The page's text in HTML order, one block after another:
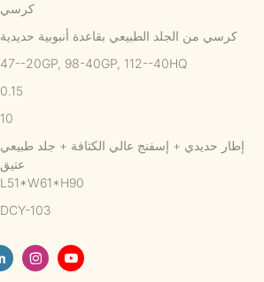
كرسي
كرسي من الجلد الطبيعي بقاعدة أنبوبية حديدية
47--20GP, 98-40GP, 112--40HQ
0.15
10
إطار حديدي + إسفنج عالي الكثافة + جلد طبيعي
عتيق
L51*W61*H90
DCY-103